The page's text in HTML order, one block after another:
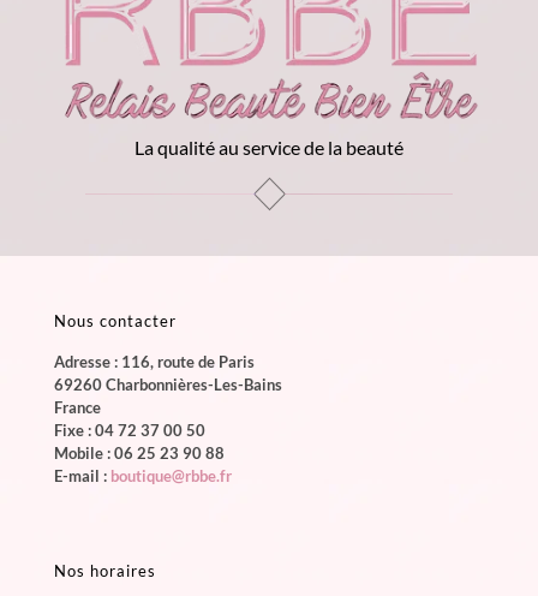
La qualité au service de la beauté
Nous contacter
Adresse : 116, route de Paris
69260 Charbonnières-Les-Bains
France
Fixe :04 72 37 00 50
Mobile :06 25 23 90 88
E-mail : boutique@rbbe.fr
Nos horaires